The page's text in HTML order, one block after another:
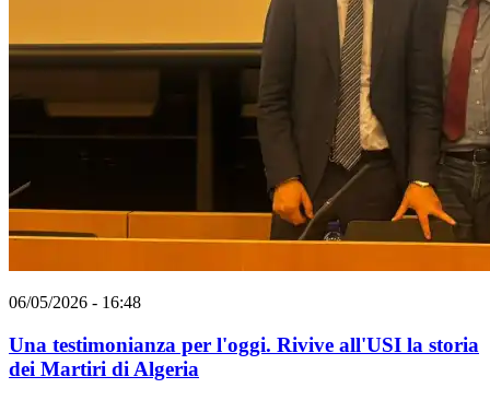
06/05/2026 - 16:48
Una testimonianza per l'oggi. Rivive all'USI la storia
dei Martiri di Algeria